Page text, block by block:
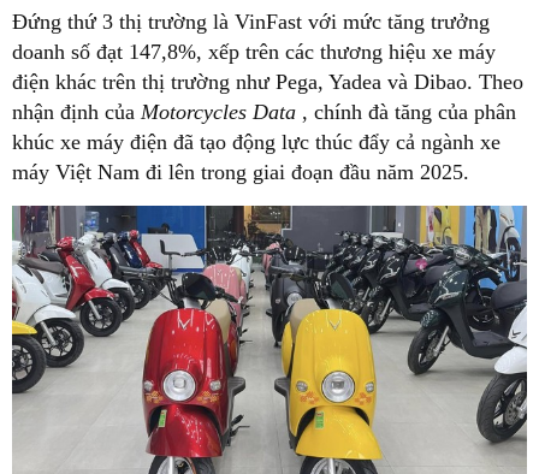
Đứng thứ 3 thị trường là VinFast với mức tăng trưởng
doanh số đạt 147,8%, xếp trên các thương hiệu xe máy
điện khác trên thị trường như Pega, Yadea và Dibao. Theo
nhận định của Motorcycles Data , chính đà tăng của phân
khúc xe máy điện đã tạo động lực thúc đẩy cả ngành xe
máy Việt Nam đi lên trong giai đoạn đầu năm 2025.